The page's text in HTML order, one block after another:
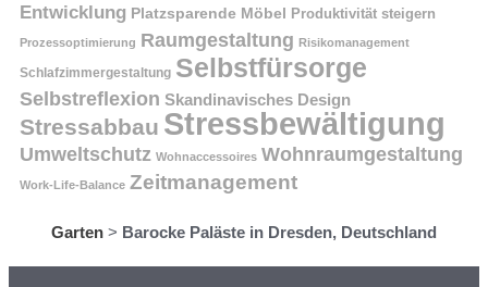
Entwicklung Platzsparende Möbel Produktivität steigern
Prozessoptimierung Raumgestaltung Risikomanagement
Schlafzimmergestaltung Selbstfürsorge
Selbstreflexion Skandinavisches Design
Stressabbau Stressbewältigung
Umweltschutz Wohnaccessoires Wohnraumgestaltung
Work-Life-Balance Zeitmanagement
Garten > Barocke Paläste in Dresden, Deutschland